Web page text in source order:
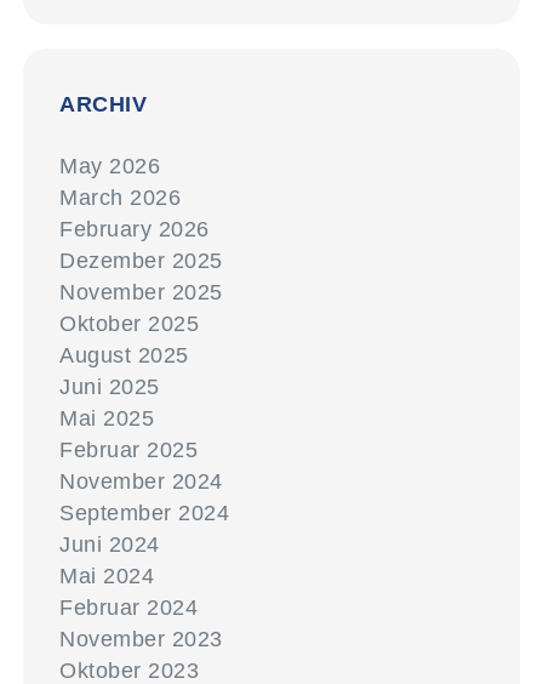
ARCHIV
May 2026
March 2026
February 2026
Dezember 2025
November 2025
Oktober 2025
August 2025
Juni 2025
Mai 2025
Februar 2025
November 2024
September 2024
Juni 2024
Mai 2024
Februar 2024
November 2023
Oktober 2023